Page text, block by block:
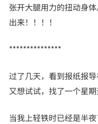
张开大腿用力的扭动身
出来！！！！
***************
过了几天，看到报纸报
又想试试，找了一个星
当我上轻铁时已经是半